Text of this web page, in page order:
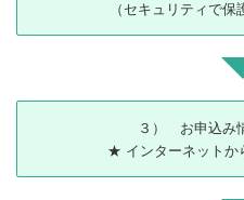
（セキュリティで保
３） お申込み
★ インターネットから